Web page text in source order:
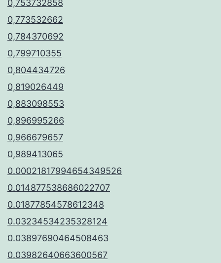
0,753732858
0,773532662
0,784370692
0,799710355
0,804434726
0,819026449
0,883098553
0,896995266
0,966679657
0,989413065
0.00021817994654349526
0.014877538686022707
0.01877854578612348
0.03234534235328124
0.03897690464508463
0.03982640663600567